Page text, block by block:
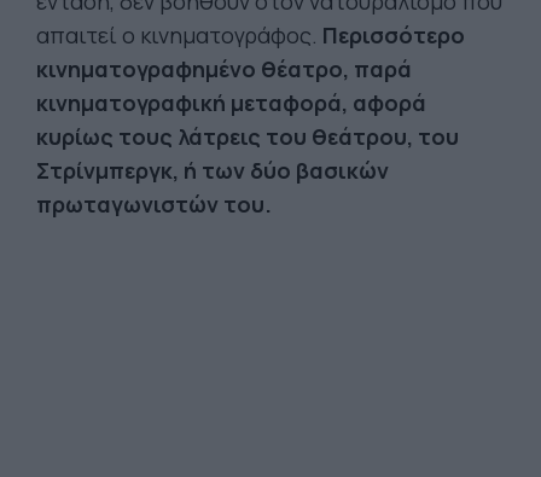
απαιτεί ο κινηματογράφος. Περισσότερο
κινηματογραφημένο θέατρο, παρά
κινηματογραφική μεταφορά, αφορά
κυρίως τους λάτρεις του θεάτρου, του
Στρίνμπεργκ, ή των δύο βασικών
πρωταγωνιστών του.